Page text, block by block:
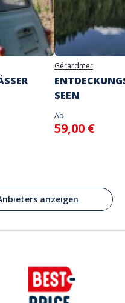
Gérardmer
SEEN
Ab
59,00 €
anzeigen